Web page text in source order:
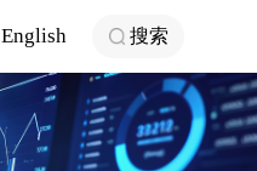
English 搜索